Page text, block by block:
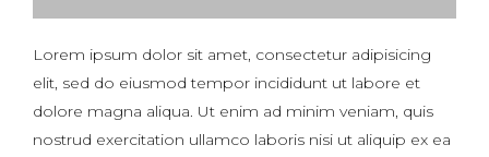
Lorem ipsum dolor sit amet, consectetur adipisicing
elit, sed do eiusmod tempor incididunt ut labore et
dolore magna aliqua. Ut enim ad minim veniam, quis
nostrud exercitation ullamco laboris nisi ut aliquip ex ea